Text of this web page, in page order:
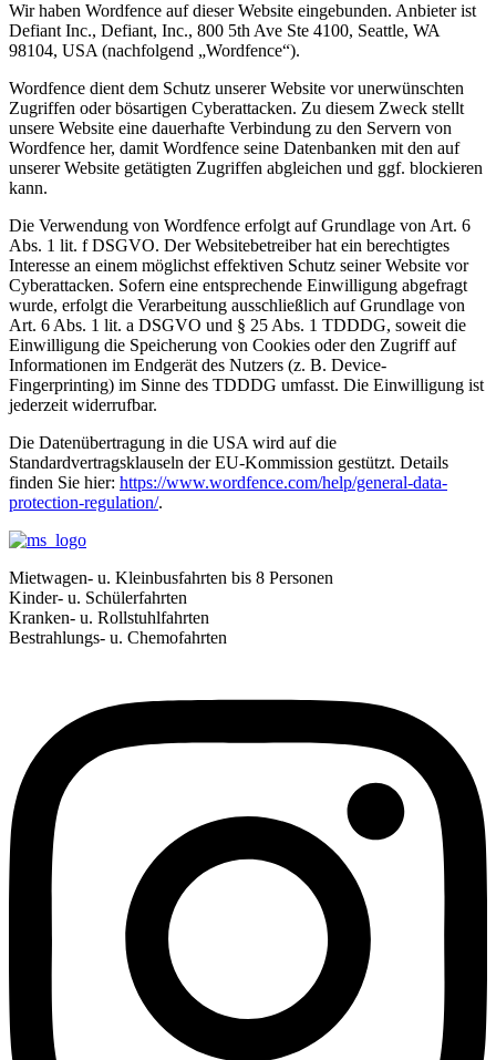
Wir haben Wordfence auf dieser Website eingebunden. Anbieter ist
Defiant Inc., Defiant, Inc., 800 5th Ave Ste 4100, Seattle, WA
98104, USA (nachfolgend „Wordfence“).
Wordfence dient dem Schutz unserer Website vor unerwünschten
Zugriffen oder bösartigen Cyberattacken. Zu diesem Zweck stellt
unsere Website eine dauerhafte Verbindung zu den Servern von
Wordfence her, damit Wordfence seine Datenbanken mit den auf
unserer Website getätigten Zugriffen abgleichen und ggf. blockieren
kann.
Die Verwendung von Wordfence erfolgt auf Grundlage von Art. 6
Abs. 1 lit. f DSGVO. Der Websitebetreiber hat ein berechtigtes
Interesse an einem möglichst effektiven Schutz seiner Website vor
Cyberattacken. Sofern eine entsprechende Einwilligung abgefragt
wurde, erfolgt die Verarbeitung ausschließlich auf Grundlage von
Art. 6 Abs. 1 lit. a DSGVO und § 25 Abs. 1 TDDDG, soweit die
Einwilligung die Speicherung von Cookies oder den Zugriff auf
Informationen im Endgerät des Nutzers (z. B. Device-
Fingerprinting) im Sinne des TDDDG umfasst. Die Einwilligung ist
jederzeit widerrufbar.
Die Datenübertragung in die USA wird auf die
Standardvertragsklauseln der EU-Kommission gestützt. Details
finden Sie hier: https://www.wordfence.com/help/general-data-
protection-regulation/.
Mietwagen- u. Kleinbusfahrten bis 8 Personen
Kinder- u. Schülerfahrten
Kranken- u. Rollstuhlfahrten
Bestrahlungs- u. Chemofahrten